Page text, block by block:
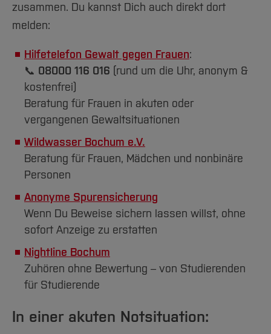
zusammen. Du kannst Dich auch direkt dort
melden:
Hilfetelefon Gewalt gegen Frauen:
📞 08000 116 016 (rund um die Uhr, anonym &
kostenfrei)
Beratung für Frauen in akuten oder
vergangenen Gewaltsituationen
Wildwasser Bochum e.V.
Beratung für Frauen, Mädchen und nonbinäre
Personen
Anonyme Spurensicherung
Wenn Du Beweise sichern lassen willst, ohne
sofort Anzeige zu erstatten
Nightline Bochum
Zuhören ohne Bewertung – von Studierenden
für Studierende
In einer akuten Notsituation: